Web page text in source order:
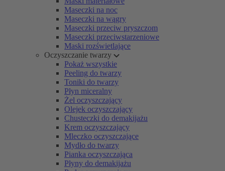
Maseczki na noc
Maseczki na wągry
Maseczki przeciw pryszczom
Maseczki przeciwstarzeniowe
Maski rozświetlające
Oczyszczanie twarzy
Pokaż wszystkie
Peeling do twarzy
Toniki do twarzy
Płyn miceralny
Żel oczyszczający
Olejek oczyszczający
Chusteczki do demakijażu
Krem oczyszczający
Mleczko oczyszczające
Mydło do twarzy
Pianka oczyszczająca
Płyny do demakijażu